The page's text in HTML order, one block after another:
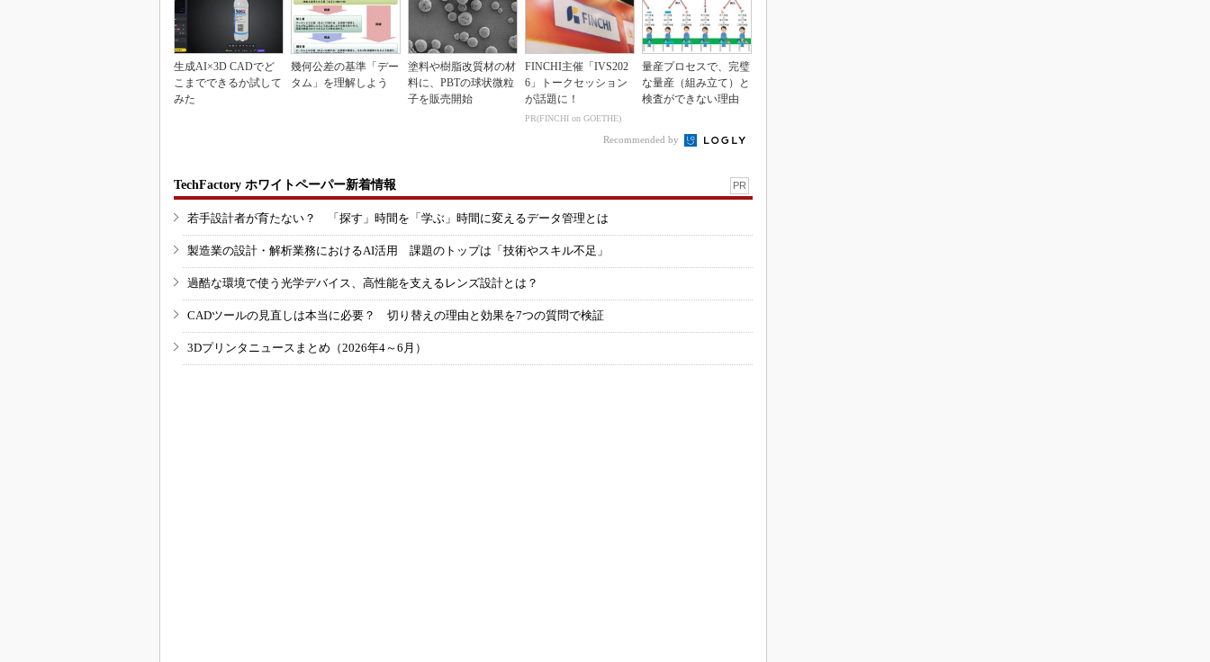
生成AI×3D CADでど
こまでできるか試して
みた
幾何公差の基準「デー
タム」を理解しよう
塗料や樹脂改質材の材
料に、PBTの球状微粒
子を販売開始
FINCHI主催「IVS202
6」トークセッション
が話題に！
PR(FINCHI on GOETHE)
量産プロセスで、完璧
な量産（組み立て）と
検査ができない理由
Recommended by
TechFactory ホワイトペーパー新着情報 PR
若手設計者が育たない？ 「探す」時間を「学ぶ」時間に変えるデータ管理とは
製造業の設計・解析業務におけるAI活用 課題のトップは「技術やスキル不足」
過酷な環境で使う光学デバイス、高性能を支えるレンズ設計とは？
CADツールの見直しは本当に必要？ 切り替えの理由と効果を7つの質問で検証
3Dプリンタニュースまとめ（2026年4～6月）